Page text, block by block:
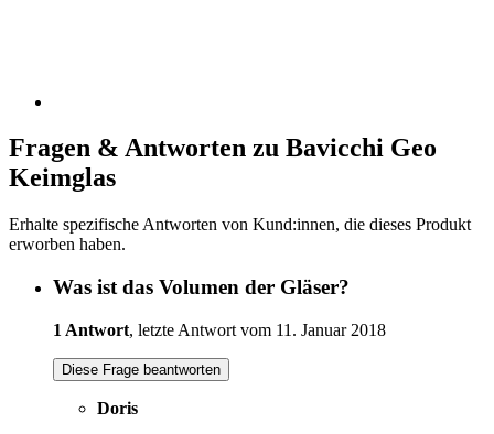
Fragen & Antworten zu Bavicchi Geo
Keimglas
Erhalte spezifische Antworten von Kund:innen, die dieses Produkt
erworben haben.
Was ist das Volumen der Gläser?
1 Antwort, letzte Antwort vom 11. Januar 2018
Diese Frage beantworten
Doris